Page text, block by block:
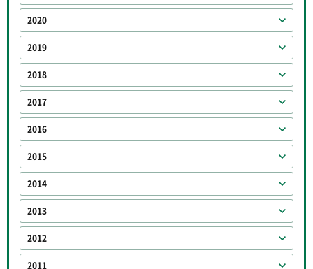
2020
2019
2018
2017
2016
2015
2014
2013
2012
2011